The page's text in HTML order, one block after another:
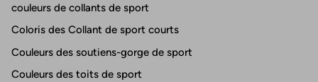
couleurs de collants de sport
Coloris des Collant de sport courts
Couleurs des soutiens-gorge de sport
Couleurs des toits de sport